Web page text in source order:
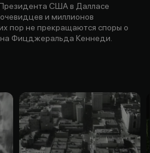
США в Далласе
и миллионов
пор не прекращаются споры о
Фицджеральда Кеннеди.